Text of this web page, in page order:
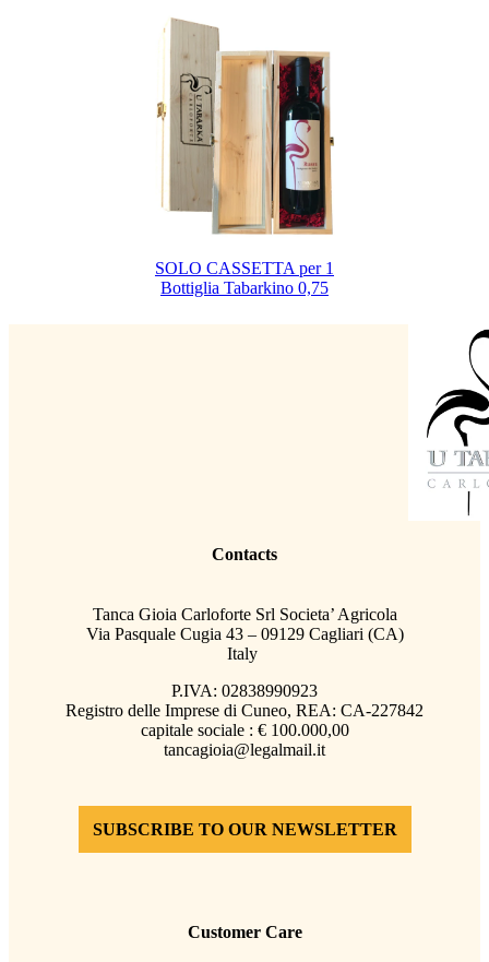
SOLO CASSETTA per 1
Bottiglia Tabarkino 0,75
Contacts
Tanca Gioia Carloforte Srl Societa’ Agricola
Via Pasquale Cugia 43 – 09129 Cagliari (CA)
Italy
P.IVA: 02838990923
Registro delle Imprese di Cuneo, REA: CA-227842
capitale sociale : € 100.000,00
tancagioia@legalmail.it
SUBSCRIBE TO OUR NEWSLETTER
Customer Care